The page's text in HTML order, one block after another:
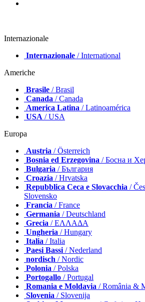
Internazionale
Internazionale / International
Americhe
Brasile / Brasil
Canada / Canada
America Latina / Latinoamérica
USA / USA
Europa
Austria / Österreich
Bosnia ed Erzegovina / Босна и
Bulgaria / България
Croazia / Hrvatska
Repubblica Ceca e Slovacchia /
Slovensko
Francia / France
Germania / Deutschland
Grecia / ΕΛΛΑΔΑ
Ungheria / Hungary
Italia / Italia
Paesi Bassi/ Nederland
nordisch / Nordic
Polonia / Polska
Portogallo / Portugal
Romania e Moldavia / România &
Slovenia / Slovenija